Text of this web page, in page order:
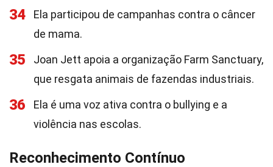
34
Ela participou de campanhas contra o câncer
de mama.
35
Joan Jett apoia a organização Farm Sanctuary,
que resgata animais de fazendas industriais.
36
Ela é uma voz ativa contra o bullying e a
violência nas escolas.
Reconhecimento Contínuo